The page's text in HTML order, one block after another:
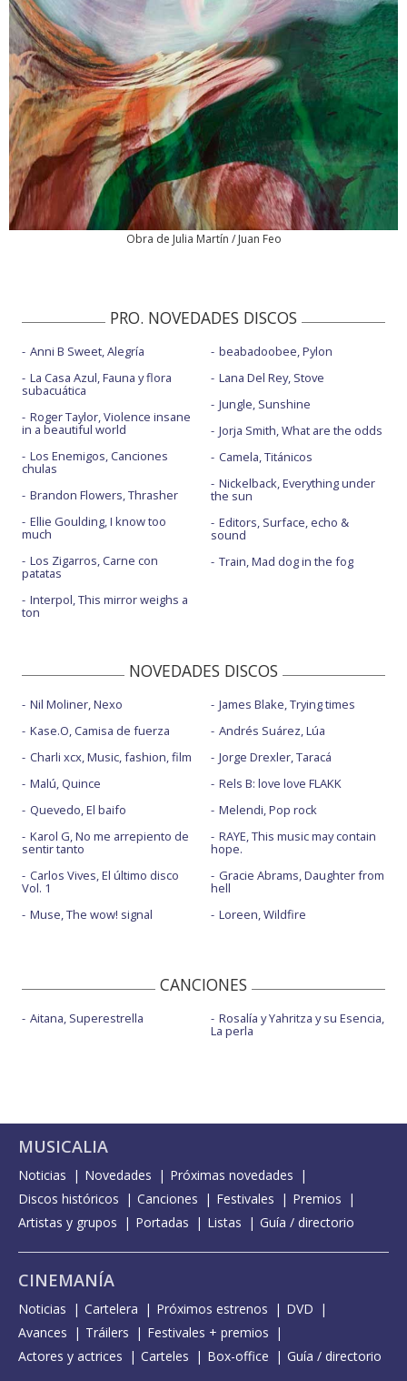
Obra de Julia Martín / Juan Feo
PRO. NOVEDADES DISCOS
Anni B Sweet, Alegría
La Casa Azul, Fauna y flora
subacuática
Roger Taylor, Violence insane
in a beautiful world
Los Enemigos, Canciones
chulas
Brandon Flowers, Thrasher
Ellie Goulding, I know too
much
Los Zigarros, Carne con
patatas
Interpol, This mirror weighs a
ton
beabadoobee, Pylon
Lana Del Rey, Stove
Jungle, Sunshine
Jorja Smith, What are the odds
Camela, Titánicos
Nickelback, Everything under
the sun
Editors, Surface, echo &
sound
Train, Mad dog in the fog
NOVEDADES DISCOS
Nil Moliner, Nexo
Kase.O, Camisa de fuerza
Charli xcx, Music, fashion, film
Malú, Quince
Quevedo, El baifo
Karol G, No me arrepiento de
sentir tanto
Carlos Vives, El último disco
Vol. 1
Muse, The wow! signal
James Blake, Trying times
Andrés Suárez, Lúa
Jorge Drexler, Taracá
Rels B: love love FLAKK
Melendi, Pop rock
RAYE, This music may contain
hope.
Gracie Abrams, Daughter from
hell
Loreen, Wildfire
CANCIONES
Aitana, Superestrella Rosalía y Yahritza y su Esencia,
La perla
MUSICALIA
Noticias Novedades
Próximas novedades
Discos históricos
Canciones Festivales
Premios
Artistas y grupos
Portadas Listas Guía / directorio
CINEMANÍA
Noticias Cartelera Próximos estrenos
DVD
Avances
Tráilers
Festivales + premios
Actores y actrices
Carteles Box-office Guía / directorio